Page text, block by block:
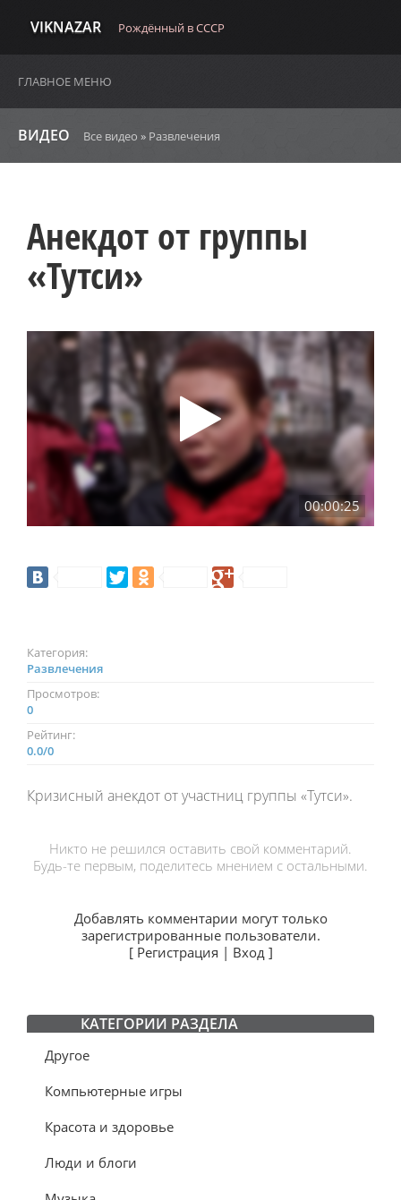
VIKNAZAR Рождённый в СССР
ГЛАВНОЕ МЕНЮ
ВИДЕО Все видео » Развлечения
Анекдот от группы
«Тутси»
00:00:25
Категория:
Развлечения
Просмотров:
0
Рейтинг:
0.0/0
Кризисный анекдот от участниц группы «Тутси».
Никто не решился оставить свой комментарий.
Будь-те первым, поделитесь мнением с остальными.
Добавлять комментарии могут только
зарегистрированные пользователи.
[ Регистрация | Вход]
КАТЕГОРИИ РАЗДЕЛА
Другое
Компьютерные игры
Красота и здоровье
Люди и блоги